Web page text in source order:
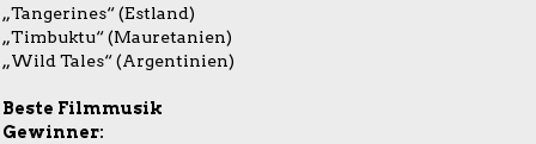
„Tangerines“ (Estland)
„Timbuktu“ (Mauretanien)
„Wild Tales“ (Argentinien)
Beste Filmmusik
Gewinner: